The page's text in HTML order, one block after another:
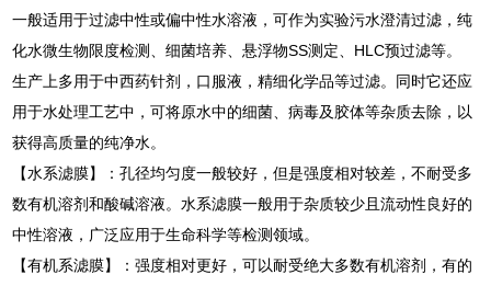
一般适用于过滤中性或偏中性水溶液，可作为实验污水澄清过滤，纯
化水微生物限度检测、细菌培养、悬浮物SS测定、HLC预过滤等。
生产上多用于中西药针剂，口服液，精细化学品等过滤。同时它还应
用于水处理工艺中，可将原水中的细菌、病毒及胶体等杂质去除，以
获得高质量的纯净水。
【水系滤膜】：孔径均匀度一般较好，但是强度相对较差，不耐受多
数有机溶剂和酸碱溶液。水系滤膜一般用于杂质较少且流动性良好的
中性溶液，广泛应用于生命科学等检测领域。
【有机系滤膜】：强度相对更好，可以耐受绝大多数有机溶剂，有的